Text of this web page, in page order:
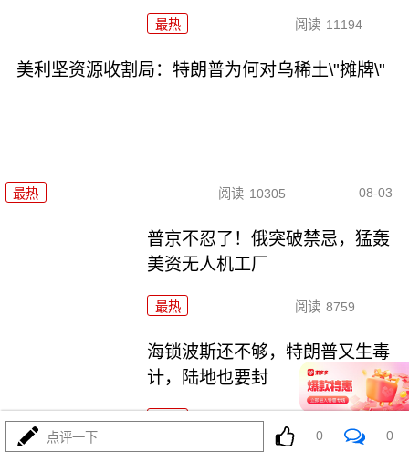
最热 阅读 11194
美利坚资源收割局：特朗普为何对乌稀土\"摊牌\"
最热 阅读 10305 08-03
普京不忍了！俄突破禁忌，猛轰
美资无人机工厂
最热 阅读 8759
海锁波斯还不够，特朗普又生毒
计，陆地也要封
最热
点评一下 0 0